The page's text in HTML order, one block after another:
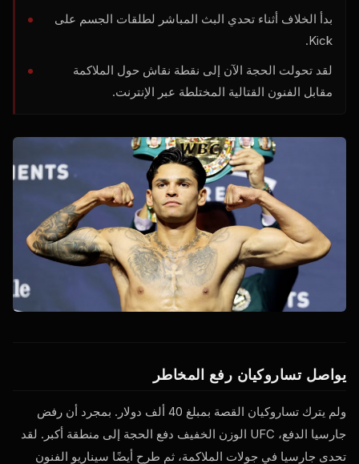
بدأ الخلاف أثناء تحدي البث المباشر لطلقات الجسم على
Kick.
لقد تحولت الحجة الآن إلى نقطة نقاش حول الملاكمة
مقابل الفنون القتالية المختلطة عبر الإنترنت.
يواصل تساروكيان رفع المخاطر
ولم يترك تساروكيان القصة بمبلغ 40 ألف دولار. بمجرد أن رفض
جارسيا الدفع، UFC الوزن الخفيف دفع الحجة إلى منطقة أكبر. لقد
تحدى جارسيا في جولات الملاكمة، ثم طرح أيضًا سيناريو الفنون